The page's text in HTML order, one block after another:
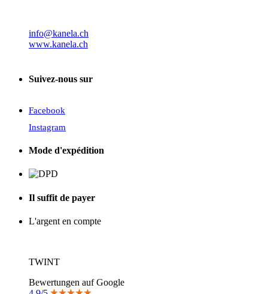
info@kanela.ch
www.kanela.ch
Suivez-nous sur
Facebook
Instagram
Mode d'expédition
Il suffit de payer
L'argent en compte
TWINT
Bewertungen auf Google